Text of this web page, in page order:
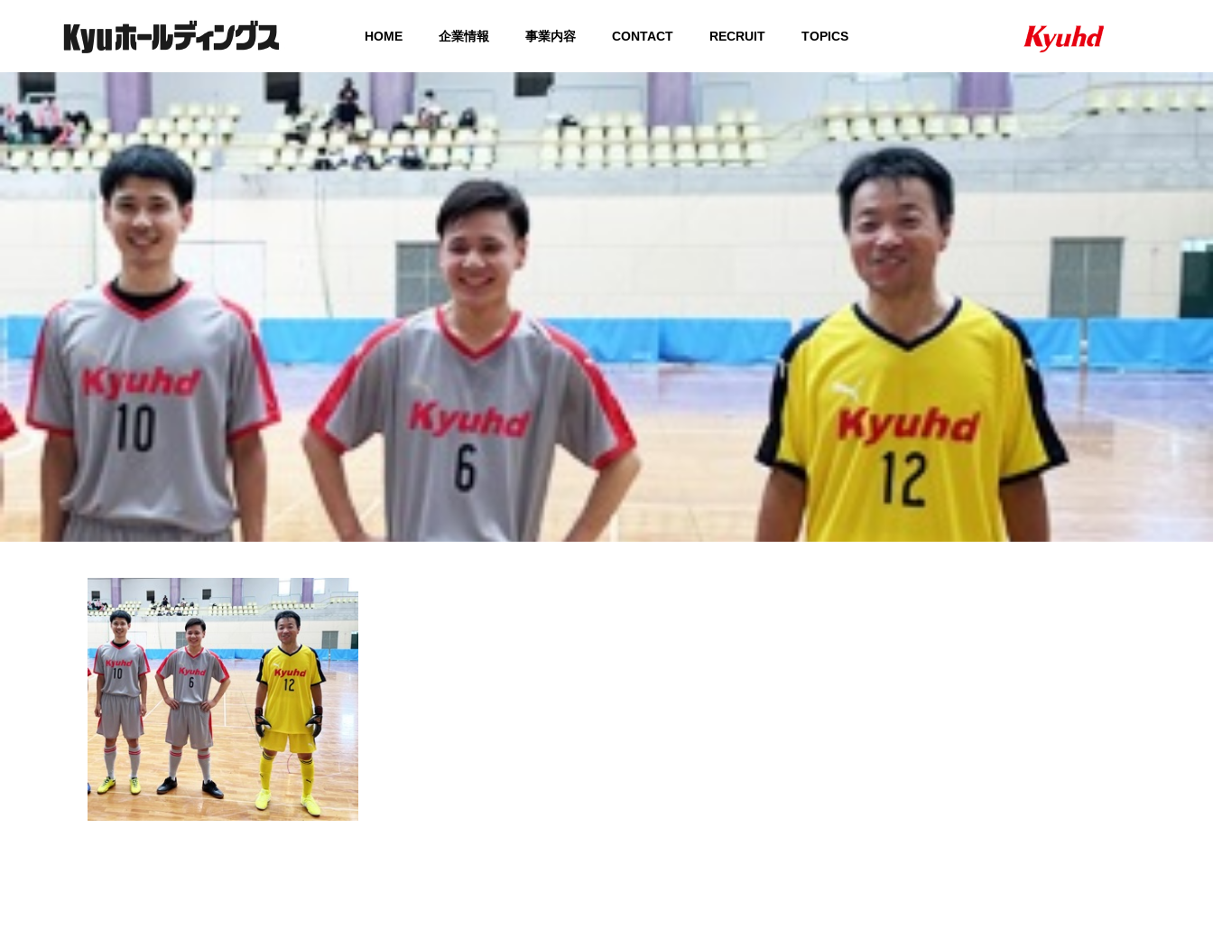
HOME 企業情報 事業内容 CONTACT RECRUIT TOPICS
COMPANY
GREETING ABOUT US HISTORY
沿革
BOARD MEMBER
グループ役員体制 グループ会社
QUALIFICATION
資格者一覧
ICT SOLUTION
ICT ソリューション
SOCIAL INFRASTR
UCTURE
LIGHT ELECTRICAL
EQUIPMENT
ARTIFICIAL INTELLI
GENCE
AIシステム開発
CORPORATE NETW
企業ネットワーク
ム
24H/365D SUPPOR
T ＆ SERVICE
24時間・365日のサ
ポート＆サービス
PRODUCT
自社製品